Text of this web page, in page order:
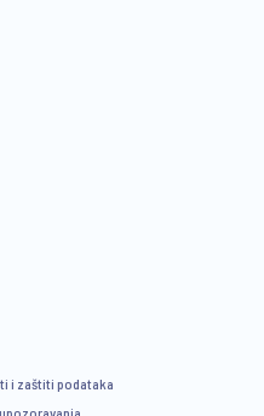
and services including
time with effect for the future.
i zaštiti podataka